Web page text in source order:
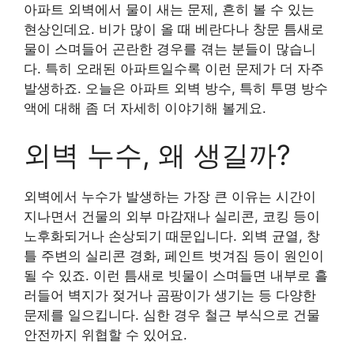
아파트 외벽에서 물이 새는 문제, 흔히 볼 수 있는
현상인데요. 비가 많이 올 때 베란다나 창문 틈새로
물이 스며들어 곤란한 경우를 겪는 분들이 많습니
다. 특히 오래된 아파트일수록 이런 문제가 더 자주
발생하죠. 오늘은 아파트 외벽 방수, 특히 투명 방수
액에 대해 좀 더 자세히 이야기해 볼게요.
외벽 누수, 왜 생길까?
외벽에서 누수가 발생하는 가장 큰 이유는 시간이
지나면서 건물의 외부 마감재나 실리콘, 코킹 등이
노후화되거나 손상되기 때문입니다. 외벽 균열, 창
틀 주변의 실리콘 경화, 페인트 벗겨짐 등이 원인이
될 수 있죠. 이런 틈새로 빗물이 스며들면 내부로 흘
러들어 벽지가 젖거나 곰팡이가 생기는 등 다양한
문제를 일으킵니다. 심한 경우 철근 부식으로 건물
안전까지 위협할 수 있어요.